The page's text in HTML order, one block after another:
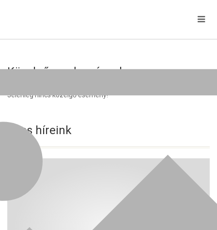
Közelgő rendezvények
Jelenleg nincs közelgő esemény!
Friss híreink